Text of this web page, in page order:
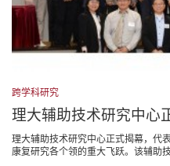
跨学科研究
理大辅助技术研究中心
理大辅助技术研究中心正式揭幕，代
康复研究各个领的重大飞跃。该辅助